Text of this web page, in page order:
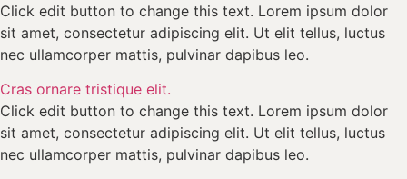
Click edit button to change this text. Lorem ipsum dolor
sit amet, consectetur adipiscing elit. Ut elit tellus, luctus
nec ullamcorper mattis, pulvinar dapibus leo.
Cras ornare tristique elit.
Click edit button to change this text. Lorem ipsum dolor
sit amet, consectetur adipiscing elit. Ut elit tellus, luctus
nec ullamcorper mattis, pulvinar dapibus leo.